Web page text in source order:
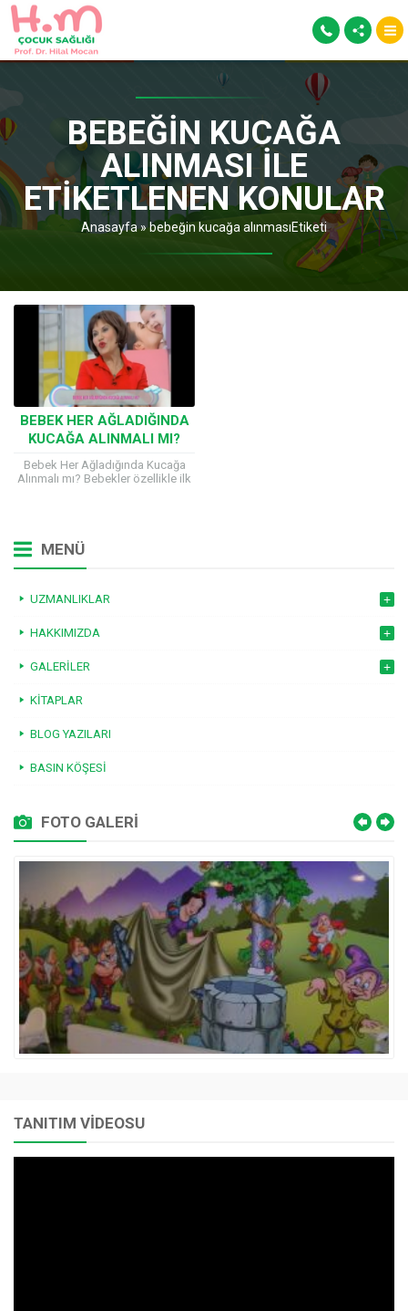
BEBEĞIN KUCAĞA
ALINMASI ILE
ETIKETLENEN KONULAR
Anasayfa»bebeğin kucağa alınmasıEtiketi
BEBEK HER AĞLADIĞINDA
KUCAĞA ALINMALI MI?
Bebek Her Ağladığında Kucağa
Alınmalı mı? Bebekler özellikle ilk
MENÜ
UZMANLIKLAR
HAKKIMIZDA
GALERILER
KITAPLAR
BLOG YAZILARI
BASIN KÖŞESI
FOTO GALERİ
TANITIM VİDEOSU